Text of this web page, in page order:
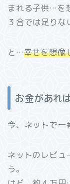
まれる子供…を
３合では足りな
と…幸せを想像
お金があれ
今、ネットで
ネットのレビュ
う。